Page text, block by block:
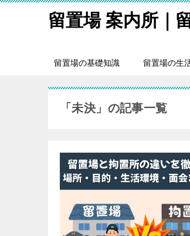
留置場 案内所｜
留置場の基礎知識 留置場の生
「未決」の記事一覧